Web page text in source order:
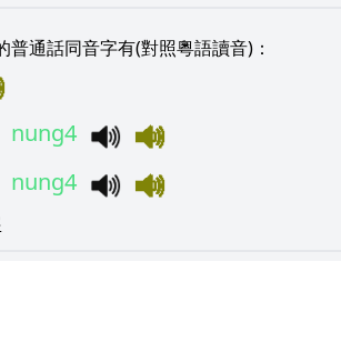
普通話同音字有(對照粵語讀音)：
nung4
nung4